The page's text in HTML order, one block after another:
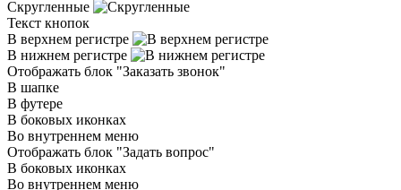
Скругленные
Текст кнопок
В верхнем регистре
В нижнем регистре
Отображать блок "Заказать звонок"
В шапке
В футере
В боковых иконках
Во внутреннем меню
Отображать блок "Задать вопрос"
В боковых иконках
Во внутреннем меню